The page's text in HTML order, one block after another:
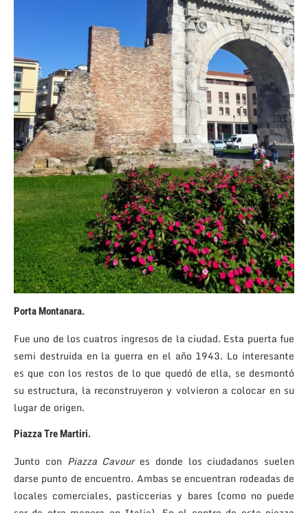
Porta Montanara.
Fue uno de los cuatros ingresos de la ciudad. Esta puerta fue
semi destruida en la guerra en el año 1943. Lo interesante
es que con los restos de lo que quedó de ella, se desmontó
su estructura, la reconstruyeron y volvieron a colocar en su
lugar de origen.
Piazza Tre Martiri.
Junto con Piazza Cavoures donde los ciudadanos suelen
darse punto de encuentro. Ambas se encuentran rodeadas de
locales comerciales, pasticcerias y bares (como no puede